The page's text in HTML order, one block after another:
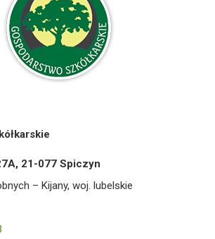
21-077 Spiczyn
– Kijany, woj. lubelskie